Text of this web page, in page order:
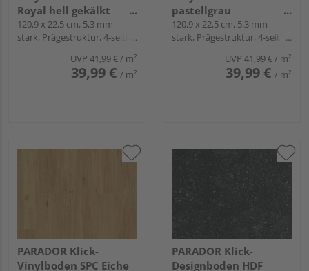
Royal hell gekälkt
Landhausdiele - Basic
5.3
120,9 x 22,5 cm, 5,3 mm
stark, Prägestruktur, 4-seitig
UVP 41,99 €/ m²
39,99 € / m²
pastellgrau
Landhausdiele - Basic
5.3
120,9 x 22,5 cm, 5,3 mm
stark, Prägestruktur, 4-seitig
UVP 41,99 €/ m²
39,99 € / m²
PARADOR Klick-
Vinylboden SPC Eiche
PARADOR Klick-
Designboden HDF